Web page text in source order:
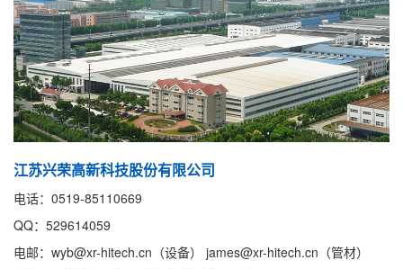
江苏兴荣高新科技股份有限公司
电话：0519-85110669
QQ：529614059
电邮：wyb@xr-hitech.cn（设备） james@xr-hitech.cn（管材）